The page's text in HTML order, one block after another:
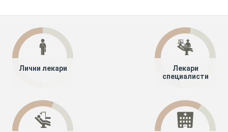
Лични лекари
Лекари
специалисти